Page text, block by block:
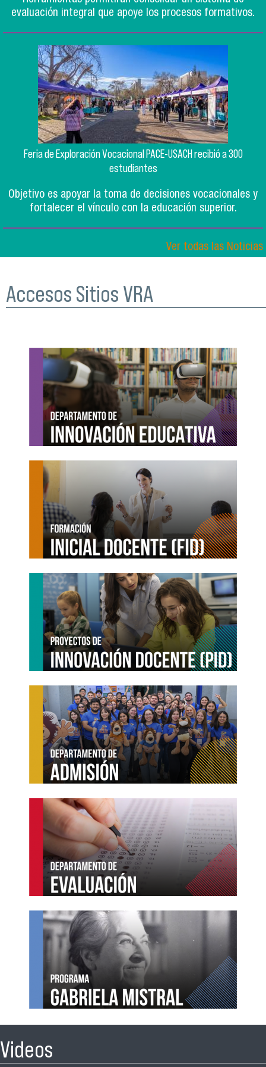
evaluación integral que apoye los procesos formativos.
Feria de Exploración Vocacional PACE-USACH recibió a 300
estudiantes
Objetivo es apoyar la toma de decisiones vocacionales y
fortalecer el vínculo con la educación superior.
Ver todas las Noticias
Accesos Sitios VRA
Videos